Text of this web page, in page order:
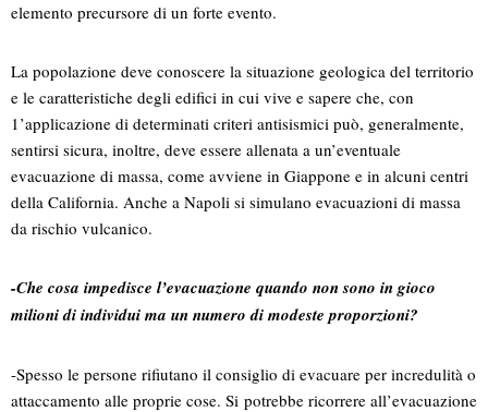
elemento precursore di un forte evento.
La popolazione deve conoscere la situazione geologica del territorio
e le caratteristiche degli edifici in cui vive e sapere che, con
1’applicazione di determinati criteri antisismici può, generalmente,
sentirsi sicura, inoltre, deve essere allenata a un’eventuale
evacuazione di massa, come avviene in Giappone e in alcuni centri
della California. Anche a Napoli si simulano evacuazioni di massa
da rischio vulcanico.
-Che cosa impedisce l’evacuazione quando non sono in gioco
milioni di individui ma un numero di modeste proporzioni?
-Spesso le persone rifiutano il consiglio di evacuare per incredulità o
attaccamento alle proprie cose. Si potrebbe ricorrere all’evacuazione